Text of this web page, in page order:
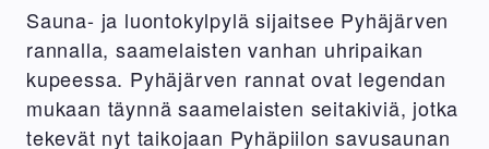
Sauna- ja luontokylpylä sijaitsee Pyhäjärven
rannalla, saamelaisten vanhan uhripaikan
kupeessa. Pyhäjärven rannat ovat legendan
mukaan täynnä saamelaisten seitakiviä, jotka
tekevät nyt taikojaan Pyhäpiilon savusaunan